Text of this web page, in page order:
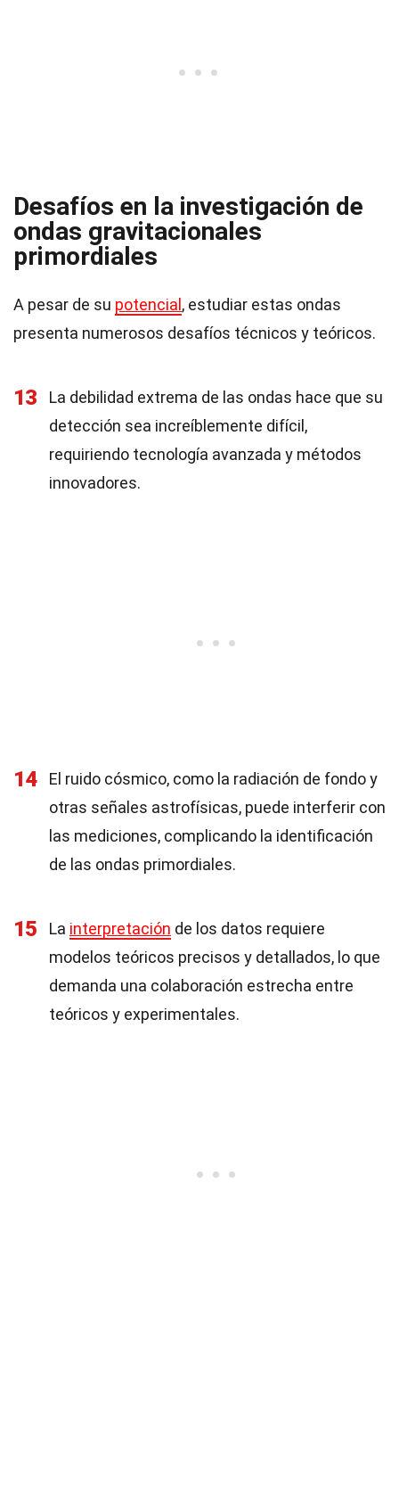
Desafíos en la investigación de
ondas gravitacionales
primordiales
A pesar de su potencial , estudiar estas ondas
presenta numerosos desafíos técnicos y teóricos.
13
La debilidad extrema de las ondas hace que su
detección sea increíblemente difícil,
requiriendo tecnología avanzada y métodos
innovadores.
14
El ruido cósmico, como la radiación de fondo y
otras señales astrofísicas, puede interferir con
las mediciones, complicando la identificación
de las ondas primordiales.
15 La interpretación de los datos requiere
modelos teóricos precisos y detallados, lo que
demanda una colaboración estrecha entre
teóricos y experimentales.